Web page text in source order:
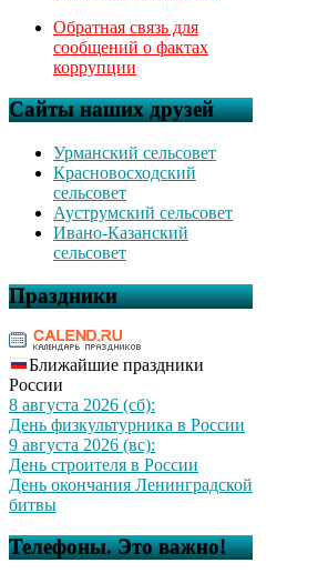
Обратная связь для
сообщений о фактах
коррупции
Сайты наших друзей
Урманский сельсовет
Красновосходский
сельсовет
Ауструмский сельсовет
Ивано-Казанский
сельсовет
Праздники
Ближайшие праздники
России
8 августа 2026 (сб):
День физкультурника в России
9 августа 2026 (вс):
День строителя в России
День окончания Ленинградской
битвы
Телефоны. Это важно!